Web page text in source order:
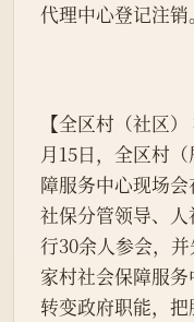
代理中心登记注销。
【全区村（社区
月15日，全区村
障服务中心现场会
社保分管领导、
行30余人参会，
家村社会保障服
转变政府职能，